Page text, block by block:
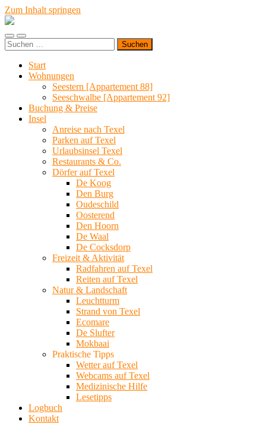
Zum Inhalt springen
Urlaub
Texel
|
Wohnen
bei
Mobile-
Menü
Suchfeld
ein-/ausblenden
Suchen
nach:
Start
Wohnungen
Seestern [Appartement 88]
Seeschwalbe [Appartement 92]
Buchung & Preise
Insel
Anreise nach Texel
Parken auf Texel
Urlaubsinsel Texel
Restaurants & Co.
Dörfer auf Texel
De Koog
Den Burg
Oudeschild
Oosterend
Den Hoorn
De Waal
De Cocksdorp
Freizeit & Aktivität
Radfahren auf Texel
Reiten auf Texel
Natur & Landschaft
Leuchtturm
Strand von Texel
Ecomare
De Slufter
Mokbaai
Praktische Tipps
Wetter auf Texel
Webcams auf Texel
Medizinische Hilfe
Lesetipps
Logbuch
Kontakt